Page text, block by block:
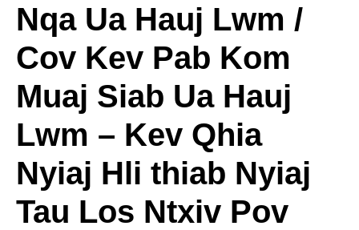
Nqa Ua Hauj Lwm /
Cov Kev Pab Kom
Muaj Siab Ua Hauj
Lwm – Kev Qhia
Nyiaj Hli thiab Nyiaj
Tau Los Ntxiv Pov